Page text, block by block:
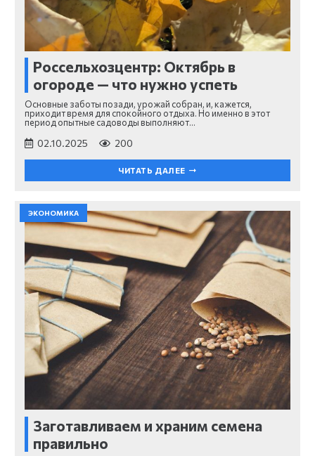
Россельхозцентр: Октябрь в
огороде — что нужно успеть
Основные заботы позади, урожай собран, и, кажется,
приходит время для спокойного отдыха. Но именно в этот
период опытные садоводы выполняют…
02.10.2025 200
ЧИТАТЬ ДАЛЕЕ
ЭКОНОМИКА
Заготавливаем и храним семена
правильно